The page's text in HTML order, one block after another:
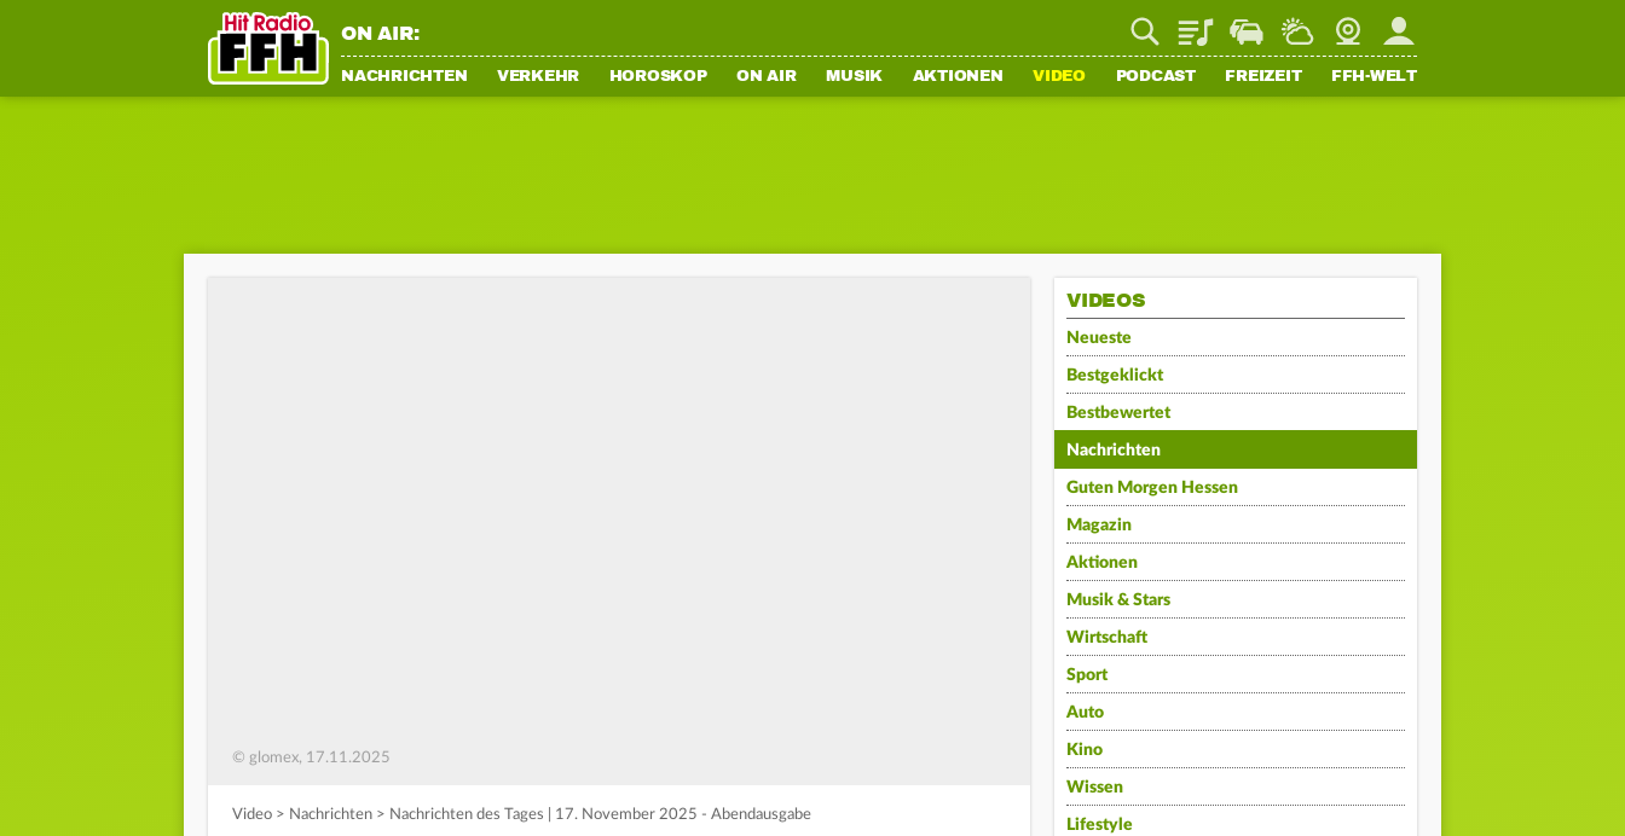
ON AIR: PlaylistStaupilotWetterWebcamMein FFH
NACHRICHTEN VERKEHR HOROSKOP ON AIR MUSIK AKTIONEN VIDEO PODCAST FREIZEIT FFH-WELT
© glomex, 17.11.2025
Video > Nachrichten > Nachrichten des Tages | 17. November 2025 - Abendausgabe
VIDEOS
Neueste
Bestgeklickt
Bestbewertet
Nachrichten
Guten Morgen Hessen
Magazin
Aktionen
Musik & Stars
Wirtschaft
Sport
Auto
Kino
Wissen
Lifestyle